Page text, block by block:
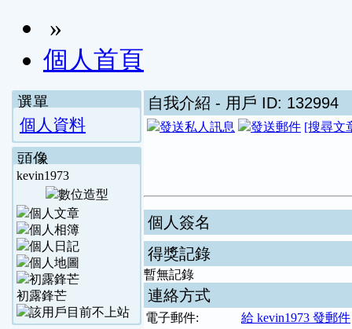
»
個人首頁
選單
個人資料
頭像
kevin1973
初露鋒芒
自我介紹 - 用戶 ID: 132994
[搜尋文
個人簽名
得獎記錄
暫無記錄
連絡方式
電子郵件:
給 kevin1973 發郵件